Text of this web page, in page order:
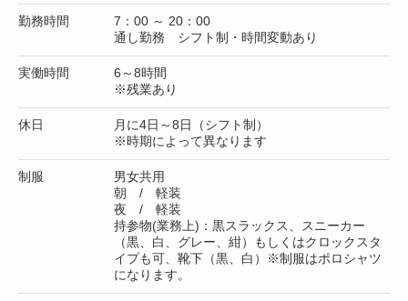
勤務時間
7：00 ～ 20：00
通し勤務 シフト制・時間変動あり
実働時間
6～8時間
※残業あり
休日
月に4日～8日（シフト制）
※時期によって異なります
制服
男女共用
朝 / 軽装
夜 / 軽装
持参物(業務上)：黒スラックス、スニーカー
（黒、白、グレー、紺）もしくはクロックスタ
イプも可、靴下（黒、白）※制服はポロシャツ
になります。